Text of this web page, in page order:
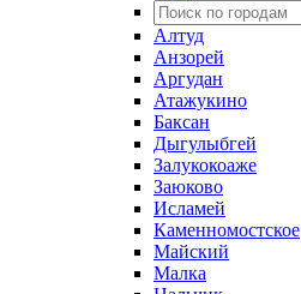
Алтуд
Анзорей
Аргудан
Атажукино
Баксан
Дыгулыбгей
Залукокоаже
Заюково
Исламей
Каменномостское
Майский
Малка